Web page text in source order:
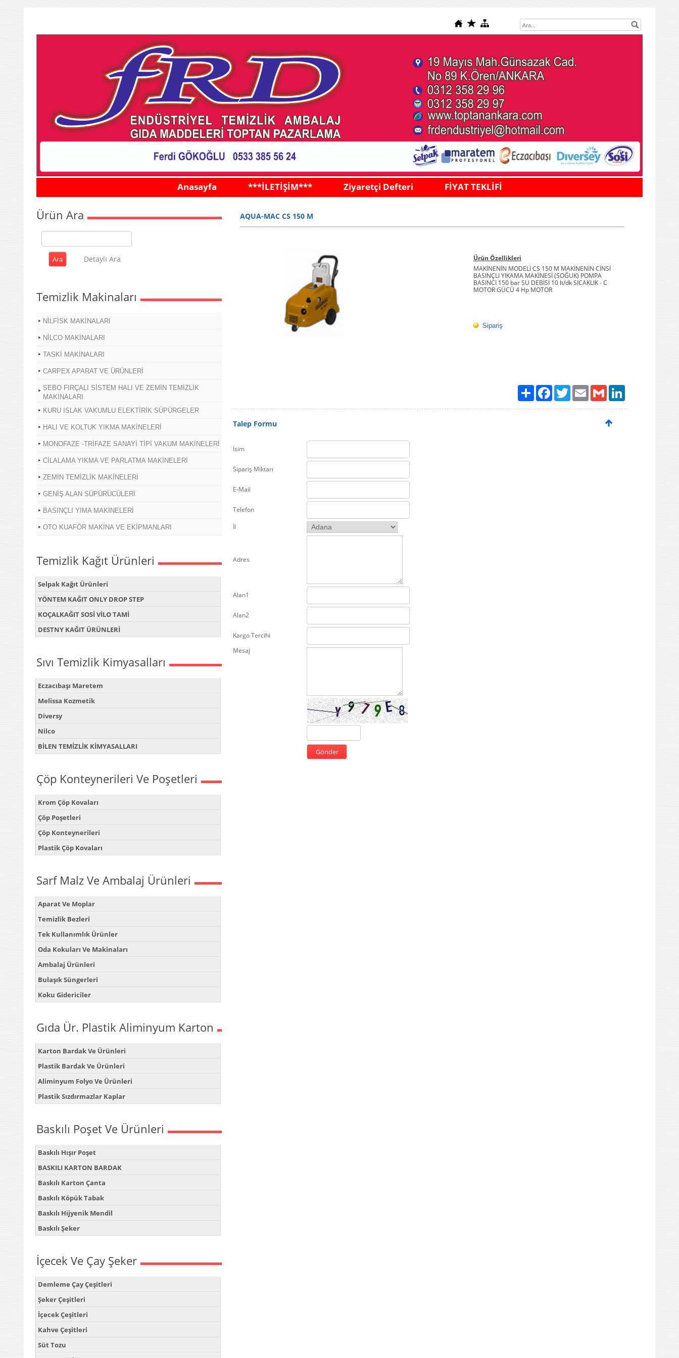
Anasayfa ***İLETİŞİM*** Ziyaretçi Defteri FİYAT TEKLİFİ
Ürün Ara
Detaylı Ara
Temizlik Makinaları
NİLFİSK MAKİNALARI
NİLCO MAKİNALARI
TASKİ MAKİNALARI
CARPEX APARAT VE ÜRÜNLERİ
SEBO FIRÇALI SİSTEM HALI VE ZEMİN TEMİZLİK
MAKİNALARI
KURU ISLAK VAKUMLU ELEKTİRİK SÜPÜRGELER
HALI VE KOLTUK YIKMA MAKİNELERİ
MONOFAZE -TRİFAZE SANAYİ TİPİ VAKUM MAKİNELERİ
CİLALAMA YIKMA VE PARLATMA MAKİNELERİ
ZEMİN TEMİZLİK MAKİNELERİ
GENİŞ ALAN SÜPÜRÜCÜLERİ
BASINÇLI YIMA MAKİNELERİ
OTO KUAFÖR MAKİNA VE EKİPMANLARI
Temizlik Kağıt Ürünleri
Selpak Kağıt Ürünleri
YÖNTEM KAĞIT ONLY DROP STEP
KOÇALKAĞIT SOSİ VİLO TAMİ
DESTNY KAĞIT ÜRÜNLERİ
Sıvı Temizlik Kimyasalları
Eczacıbaşı Maretem
Melissa Kozmetik
Diversy
Nilco
BİLEN TEMİZLİK KİMYASALLARI
Çöp Konteynerileri Ve Poşetleri
Krom Çöp Kovaları
Çöp Poşetleri
Çöp Konteynerileri
Plastik Çöp Kovaları
Sarf Malz Ve Ambalaj Ürünleri
Aparat Ve Moplar
Temizlik Bezleri
Tek Kullanımlık Ürünler
Oda Kokuları Ve Makinaları
Ambalaj Ürünleri
Bulaşık Süngerleri
Koku Gidericiler
Gıda Ür. Plastik Aliminyum Karton
Karton Bardak Ve Ürünleri
Plastik Bardak Ve Ürünleri
Aliminyum Folyo Ve Ürünleri
Plastik Sızdırmazlar Kaplar
Baskılı Poşet Ve Ürünleri
Baskılı Hışır Poşet
BASKILI KARTON BARDAK
Baskılı Karton Çanta
Baskılı Köpük Tabak
Baskılı Hijyenik Mendil
Baskılı Şeker
İçecek Ve Çay Şeker
Demleme Çay Çeşitleri
Şeker Çeşitleri
İçecek Çeşitleri
Kahve Çeşitleri
Süt Tozu
AQUA-MAC CS 150 M
Ürün Özellikleri
MAKİNENİN MODELİ CS 150 M MAKİNENİN CİNSİ
BASINÇLI YIKAMA MAKİNESİ (SOĞUK) POMPA
BASINCI 150 bar SU DEBİSİ 10 lt/dk SICAKLIK - C
MOTOR GÜCÜ 4 Hp MOTOR
Sipariş
Paylaş FacebookTwitter Email Gmail
Talep Formu
İsim
Sipariş Miktarı
E-Mail
Telefon
İl
Adres
Alan1
Alan2
Kargo Tercihi
Mesaj